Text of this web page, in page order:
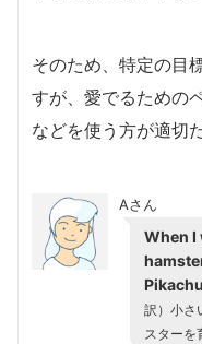
そのため、特定の目
すが、愛でるための
などを使う方が適切
Aさん
When I
訳）小さ
スターを